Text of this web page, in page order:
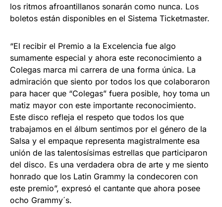
los ritmos afroantillanos sonarán como nunca. Los
boletos están disponibles en el Sistema Ticketmaster.
“El recibir el Premio a la Excelencia fue algo
sumamente especial y ahora este reconocimiento a
Colegas marca mi carrera de una forma única. La
admiración que siento por todos los que colaboraron
para hacer que “Colegas” fuera posible, hoy toma un
matiz mayor con este importante reconocimiento.
Este disco refleja el respeto que todos los que
trabajamos en el álbum sentimos por el género de la
Salsa y el empaque representa magistralmente esa
unión de las talentosísimas estrellas que participaron
del disco. Es una verdadera obra de arte y me siento
honrado que los Latin Grammy la condecoren con
este premio”, expresó el cantante que ahora posee
ocho Grammy´s.